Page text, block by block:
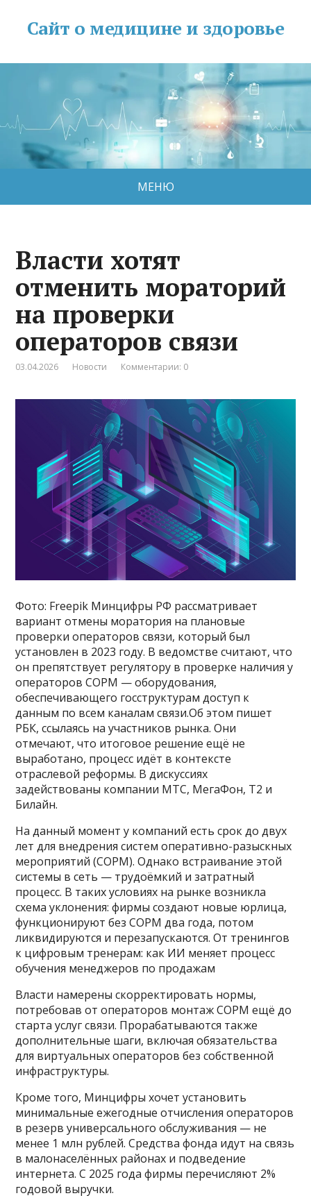
Сайт о медицине и здоровье
МЕНЮ
Власти хотят
отменить мораторий
на проверки
операторов связи
03.04.2026 Новости Комментарии: 0
Фото: Freepik Минцифры РФ рассматривает
вариант отмены моратория на плановые
проверки операторов связи, который был
установлен в 2023 году. В ведомстве считают, что
он препятствует регулятору в проверке наличия у
операторов СОРМ — оборудования,
обеспечивающего госструктурам доступ к
данным по всем каналам связи.Об этом пишет
РБК, ссылаясь на участников рынка. Они
отмечают, что итоговое решение ещё не
выработано, процесс идёт в контексте
отраслевой реформы. В дискуссиях
задействованы компании МТС, МегаФон, Т2 и
Билайн.
На данный момент у компаний есть срок до двух
лет для внедрения систем оперативно-разыскных
мероприятий (СОРМ). Однако встраивание этой
системы в сеть — трудоёмкий и затратный
процесс. В таких условиях на рынке возникла
схема уклонения: фирмы создают новые юрлица,
функционируют без СОРМ два года, потом
ликвидируются и перезапускаются. От тренингов
к цифровым тренерам: как ИИ меняет процесс
обучения менеджеров по продажам
Власти намерены скорректировать нормы,
потребовав от операторов монтаж СОРМ ещё до
старта услуг связи. Прорабатываются также
дополнительные шаги, включая обязательства
для виртуальных операторов без собственной
инфраструктуры.
Кроме того, Минцифры хочет установить
минимальные ежегодные отчисления операторов
в резерв универсального обслуживания — не
менее 1 млн рублей. Средства фонда идут на связь
в малонаселённых районах и подведение
интернета. С 2025 года фирмы перечисляют 2%
годовой выручки.